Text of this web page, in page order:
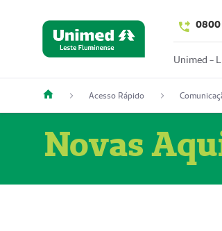
0800
Unimed -
Acesso Rápido
Novas